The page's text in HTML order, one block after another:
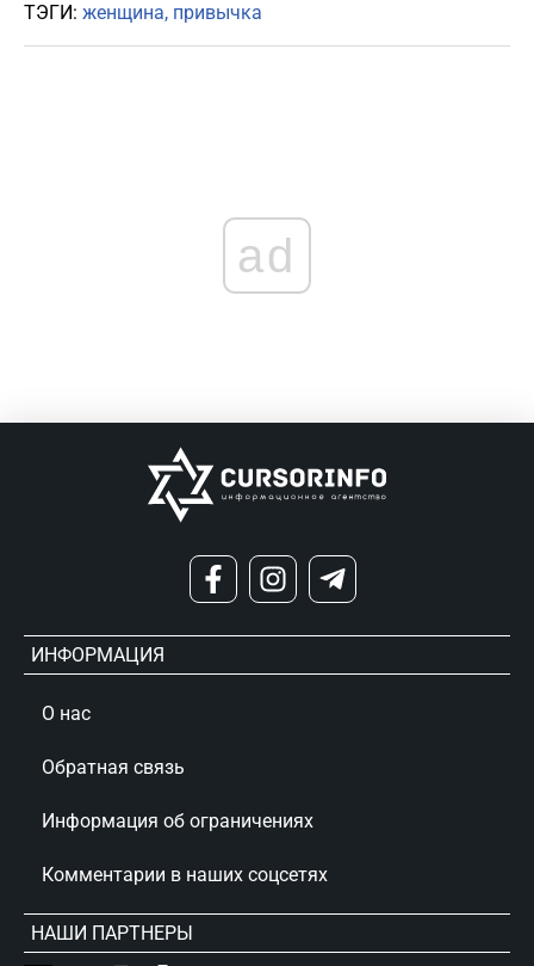
ТЭГИ: женщина привычка
ad
ИНФОРМАЦИЯ
О нас
Обратная связь
Информация об ограничениях
Комментарии в наших соцсетях
НАШИ ПАРТНЕРЫ